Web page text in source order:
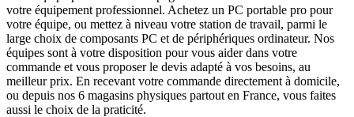
votre équipement professionnel. Achetez un PC portable pro pour
votre équipe, ou mettez à niveau votre station de travail, parmi le
large choix de composants PC et de périphériques ordinateur. Nos
équipes sont à votre disposition pour vous aider dans votre
commande et vous proposer le devis adapté à vos besoins, au
meilleur prix. En recevant votre commande directement à domicile,
ou depuis nos 6 magasins physiques partout en France, vous faites
aussi le choix de la praticité.